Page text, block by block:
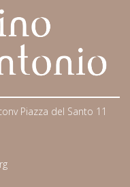
Piazza del Santo 11